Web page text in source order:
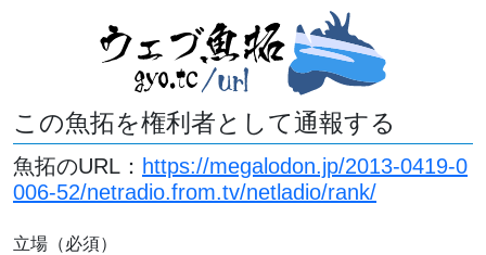
この魚拓を権利者として通報する
魚拓のURL： https://megalodon.jp/2013-0419-0
006-52/netradio.from.tv/netladio/rank/
立場（必須）